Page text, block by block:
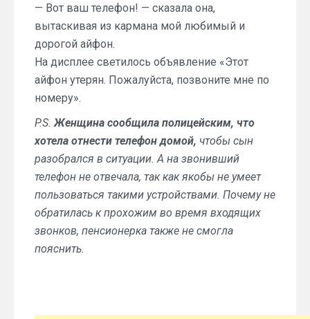
— Вот ваш телефон! — сказала она,
вытаскивая из кармана мой любимый и
дорогой айфон.
На дисплее светилось объявление «Этот
айфон утерян. Пожалуйста, позвоните мне по
номеру».
P.S. Женщина сообщила полицейским, что
хотела отнести телефон домой, чтобы сын
разобрался в ситуации. А на звонивший
телефон не отвечала, так как якобы не умеет
пользоваться такими устройствами. Почему не
обратилась к прохожим во время входящих
звонков, пенсионерка также не смогла
пояснить.